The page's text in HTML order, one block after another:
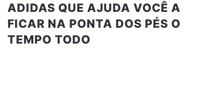
ADIDAS QUE AJUDA VOCÊ A
FICAR NA PONTA DOS PÉS O
TEMPO TODO